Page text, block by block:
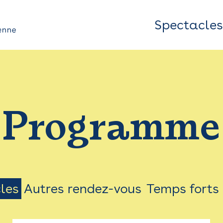
Top
Bar
Menu
Spectacles
Programme
Autres rendez-vous Temps forts